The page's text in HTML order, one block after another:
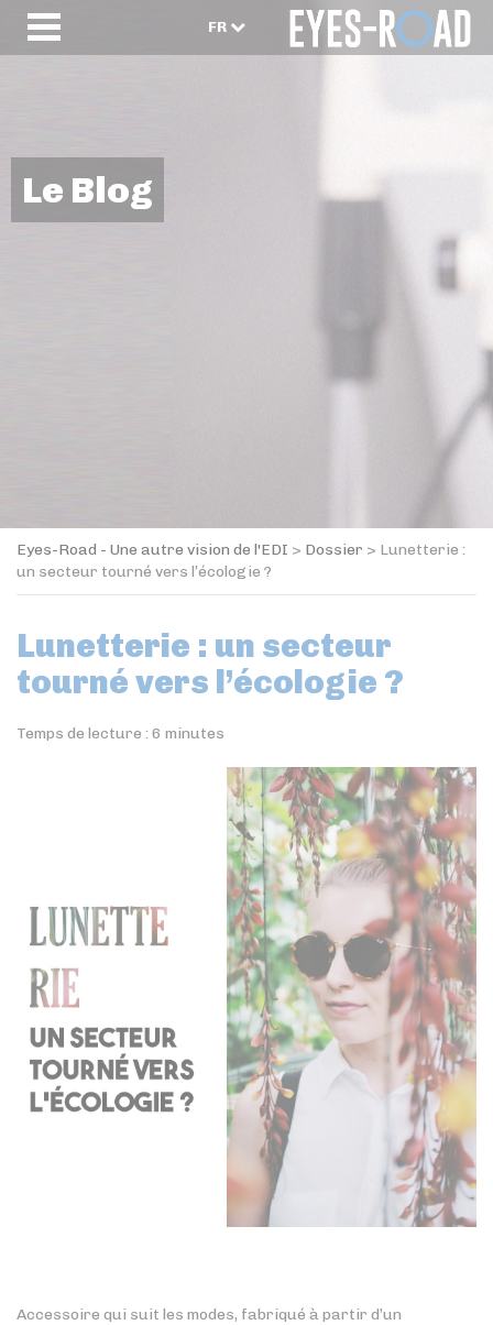
FR
Le Blog
Eyes-Road - Une autre vision de l'EDI > Dossier > Lunetterie :
un secteur tourné vers l’écologie ?
Lunetterie : un secteur
tourné vers l’écologie ?
Temps de lecture : 6 minutes
Accessoire qui suit les modes, fabriqué à partir d’un